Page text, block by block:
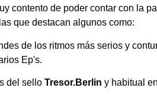
contento de poder contar con la
que destacan algunos como:
de los ritmos más serios y
Ep's.
del sello Tresor.Berlin y habitual en